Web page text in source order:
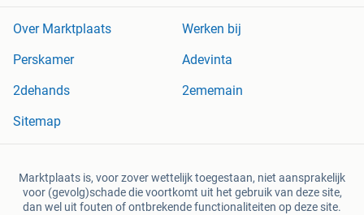
Over Marktplaats
Werken bij
Perskamer
Adevinta
2dehands
2ememain
Sitemap
Marktplaats is, voor zover wettelijk toegestaan, niet aansprakelijk
voor (gevolg)schade die voortkomt uit het gebruik van deze site,
dan wel uit fouten of ontbrekende functionaliteiten op deze site.